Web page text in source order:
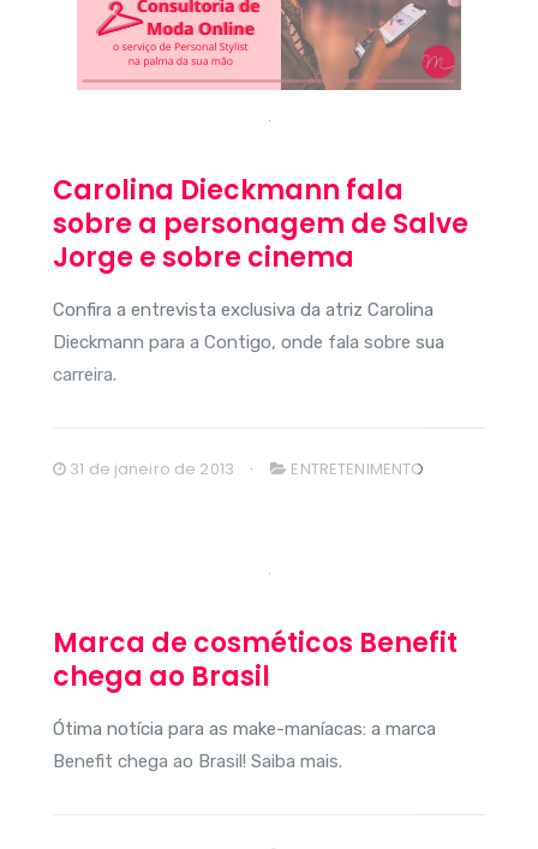
Carolina Dieckmann fala
sobre a personagem de Salve
Jorge e sobre cinema
Confira a entrevista exclusiva da atriz Carolina
Dieckmann para a Contigo, onde fala sobre sua
carreira.
31 de janeiro de 2013 ENTRETENIMENTO
Marca de cosméticos Benefit
chega ao Brasil
Ótima notícia para as make-maníacas: a marca
Benefit chega ao Brasil! Saiba mais.